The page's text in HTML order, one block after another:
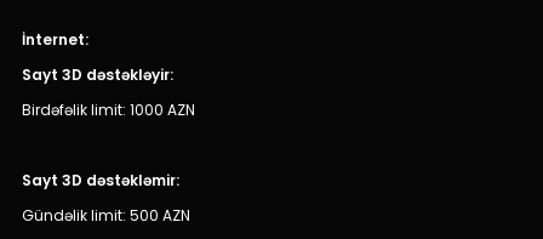
İnternet:
Sayt 3D dəstəkləyir:
Birdəfəlik limit: 1000 AZN
Sayt 3D dəstəkləmir:
Gündəlik limit: 500 AZN